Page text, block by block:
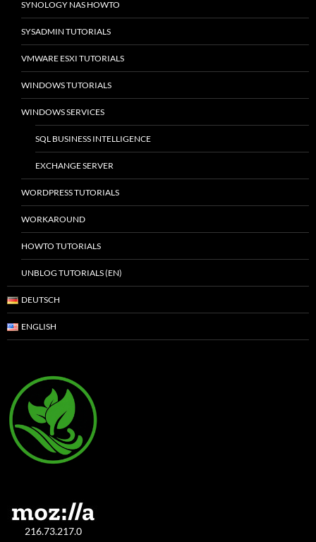
SYNOLOGY NAS HOWTO
SYSADMIN TUTORIALS
VMWARE ESXI TUTORIALS
WINDOWS TUTORIALS
WINDOWS SERVICES
SQL BUSINESS INTELLIGENCE
EXCHANGE SERVER
WORDPRESS TUTORIALS
WORKAROUND
HOWTO TUTORIALS
UNBLOG TUTORIALS (EN)
DEUTSCH
ENGLISH
216.73.217.0